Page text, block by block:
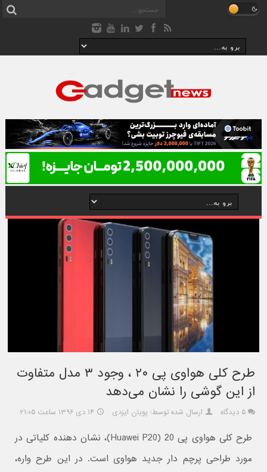
طرح کلی هواوی پی ۲۰ ، وجود ۳ مدل متفاوت
از این گوشی را نشان می‌دهد
۵ دیدگاه ارسال شده توسط: پویان ایزدی ۱۴ دی ۱۳۹۶ ساعت ۲۱:۰۵
طرح کلی هواوی پی 20 (Huawei P20)، نشان دهنده کلیاتی در
مورد طراحی پرچم دار جدید هواوی است. در این طرح واره،